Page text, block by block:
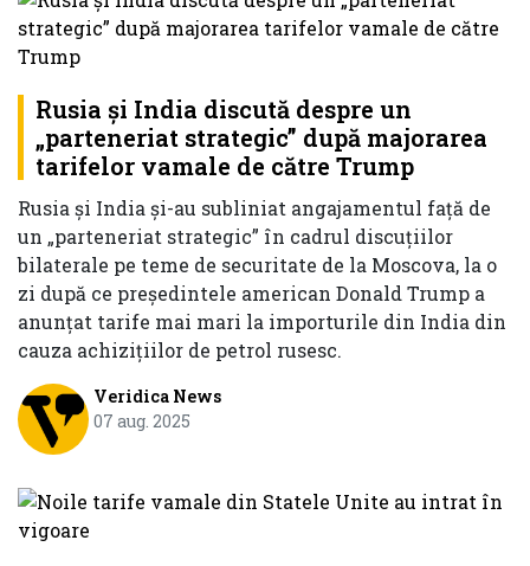
Rusia și India discută despre un
„parteneriat strategic” după majorarea
tarifelor vamale de către Trump
Rusia și India și-au subliniat angajamentul față de
un „parteneriat strategic” în cadrul discuțiilor
bilaterale pe teme de securitate de la Moscova, la o
zi după ce președintele american Donald Trump a
anunțat tarife mai mari la importurile din India din
cauza achizițiilor de petrol rusesc.
Veridica News
07 aug. 2025